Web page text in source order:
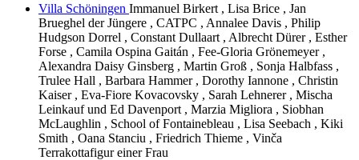
Villa Schöningen Immanuel Birkert , Lisa Brice , Jan
Brueghel der Jüngere , CATPC , Annalee Davis , Philip
Hudgson Dorrel , Constant Dullaart , Albrecht Dürer , Esther
Forse , Camila Ospina Gaitán , Fee-Gloria Grönemeyer ,
Alexandra Daisy Ginsberg , Martin Groß , Sonja Halbfass ,
Trulee Hall , Barbara Hammer , Dorothy Iannone , Christin
Kaiser , Eva-Fiore Kovacovsky , Sarah Lehnerer , Mischa
Leinkauf und Ed Davenport , Marzia Migliora , Siobhan
McLaughlin , School of Fontainebleau , Lisa Seebach , Kiki
Smith , Oana Stanciu , Friedrich Thieme , Vinča
Terrakottafigur einer Frau